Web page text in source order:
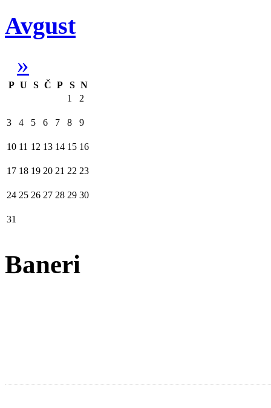
Avgust
»
P U S Č P S N
1
2
3 4 5 6 7 8 9
10 11 12 13 14 15 16
17 18 19 20 21 22 23
24 25 26 27 28 29 30
31
Baneri